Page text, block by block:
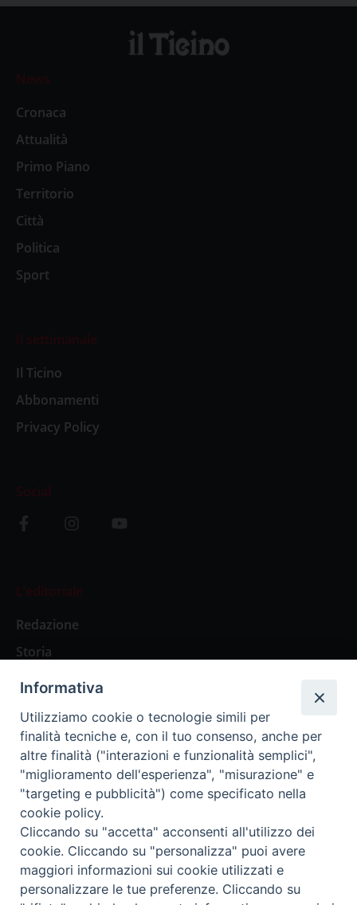
News
Cronaca
Attualità
Primo Piano
Territorio
Città
Politica
Sport
Il settimanale
Il Ticino
Abbonamenti
Privacy Policy
Social
L’editoriale
Redazione
Storia
Abbonamenti
Abbonamento Annuale Digitale
Abbonamento Annuale Cartaceo
Abbonamento Singola Copia Digitale
Redazione: Pavia, Piazza Duomo 11 - tel. 0382.24736 -
Informativa
Utilizziamo cookie o tecnologie simili per
finalità tecniche e, con il tuo consenso, anche per
altre finalità ("interazioni e funzionalità semplici",
"miglioramento dell'esperienza", "misurazione" e
"targeting e pubblicità") come specificato nella
cookie policy.
Cliccando su "accetta" acconsenti all'utilizzo dei
cookie. Cliccando su "personalizza" puoi avere
maggiori informazioni sui cookie utilizzati e
personalizzare le tue preferenze. Cliccando su